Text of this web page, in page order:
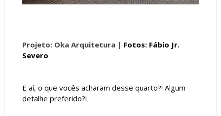
Projeto: Oka Arquitetura | Fotos: Fábio Jr.
Severo
E aí, o que vocês acharam desse quarto?! Algum
detalhe preferido?!